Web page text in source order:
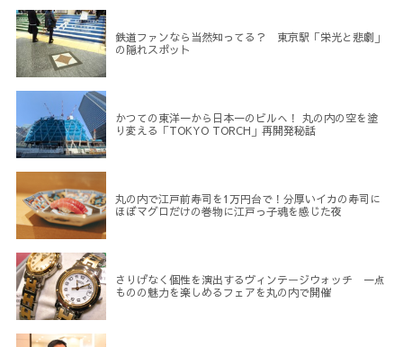
鉄道ファンなら当然知ってる？ 東京駅「栄光と悲劇」
の隠れスポット
かつての東洋一から日本一のビルへ！ 丸の内の空を塗
り変える「TOKYO TORCH」再開発秘話
丸の内で江戸前寿司を1万円台で！分厚いイカの寿司に
ほぼマグロだけの巻物に江戸っ子魂を感じた夜
さりげなく個性を演出するヴィンテージウォッチ 一点
ものの魅力を楽しめるフェアを丸の内で開催